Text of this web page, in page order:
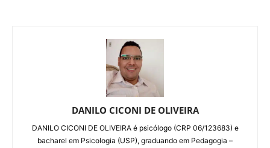
DANILO CICONI DE OLIVEIRA
DANILO CICONI DE OLIVEIRA é psicólogo (CRP 06/123683) e
bacharel em Psicologia (USP), graduando em Pedagogia –